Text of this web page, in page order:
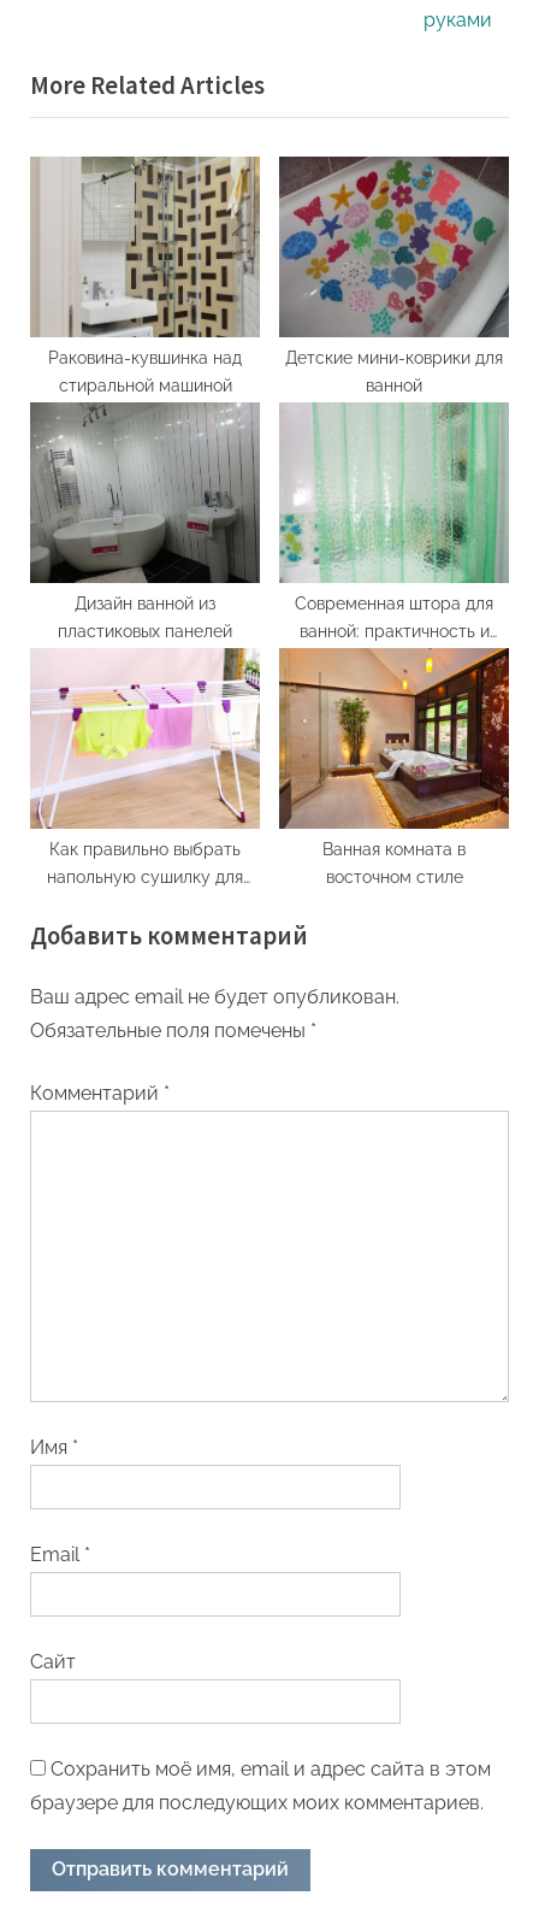
o
u
s
t
P
o
s
руками
More Related Articles
Раковина-кувшинка над
стиральной машиной
Детские мини-коврики для
ванной
Дизайн ванной из
пластиковых панелей
Современная штора для
ванной: практичность и
дизайн
Как правильно выбрать
напольную сушилку для
Ванная комната в
восточном стиле
Добавить комментарий
Ваш адрес email не будет опубликован.
Обязательные поля помечены *
Комментарий *
Имя *
Email *
Сайт
Сохранить моё имя, email и адрес сайта в этом
браузере для последующих моих комментариев.